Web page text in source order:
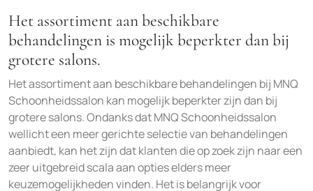
Het assortiment aan beschikbare
behandelingen is mogelijk beperkter dan bij
grotere salons.
Het assortiment aan beschikbare behandelingen bij MNQ
Schoonheidssalon kan mogelijk beperkter zijn dan bij
grotere salons. Ondanks dat MNQ Schoonheidssalon
wellicht een meer gerichte selectie van behandelingen
aanbiedt, kan het zijn dat klanten die op zoek zijn naar een
zeer uitgebreid scala aan opties elders meer
keuzemogelijkheden vinden. Het is belangrijk voor